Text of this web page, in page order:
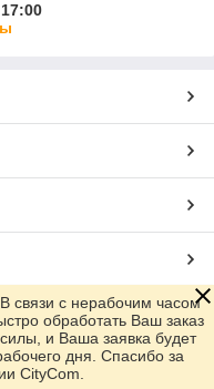
связи с нерабочим часом
обработать Ваш заказ
и Ваша заявка будет
дня. Спасибо за
CityCom.